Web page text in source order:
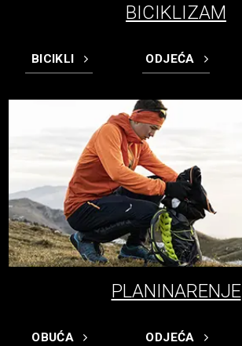
BICIKLIZAM
BICIKLI ODJEĆA
PLANINARENJE
OBUĆA ODJEĆA